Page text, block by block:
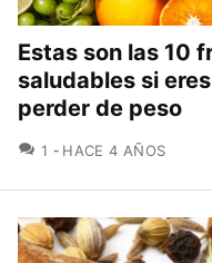
Estas son las 10
saludables si
perder de peso
1 COMENTARIOS
HACE 4 AÑOS